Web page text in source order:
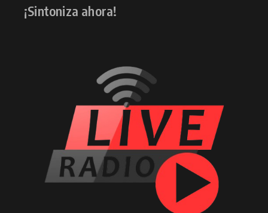
¡Sintoniza ahora!